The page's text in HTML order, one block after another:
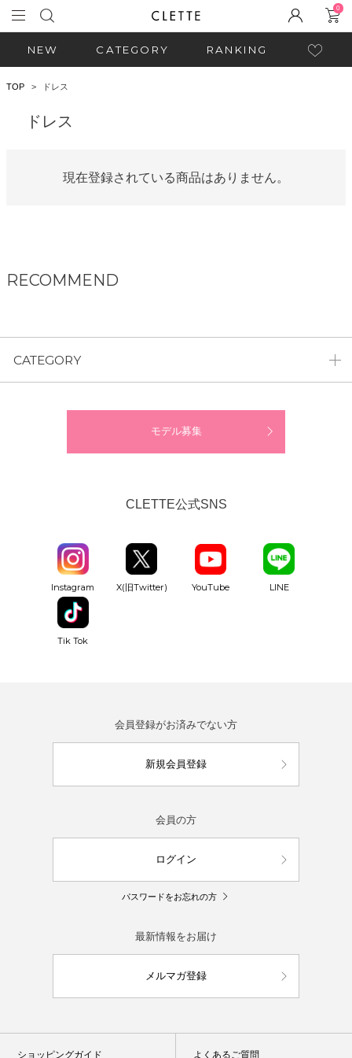
0
NEW CATEGORY RANKING
TOP ドレス
ドレス
現在登録されている商品はありません。
RECOMMEND
CATEGORY
モデル募集
CLETTE公式SNS
Instagram X(旧Twitter) YouTube LINE
Tik Tok
会員登録がお済みでない方
新規会員登録
会員の方
ログイン
パスワードをお忘れの方
最新情報をお届け
メルマガ登録
ショッピングガイド よくあるご質問